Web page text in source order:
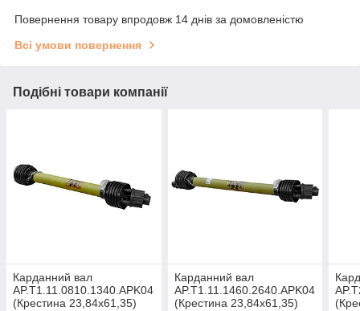
Повернення товару впродовж 14 днів за домовленістю
Всі умови повернення
Подібні товари компанії
Карданний вал
AP.T1.11.0810.1340.APK04
(Крестина 23,84х61,35)
Карданний вал
AP.T1.11.1460.2640.APK04
(Крестина 23,84х61,35)